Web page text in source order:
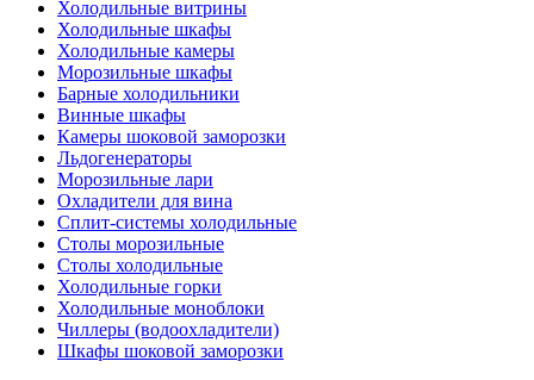
Холодильные витрины
Холодильные шкафы
Холодильные камеры
Морозильные шкафы
Барные холодильники
Винные шкафы
Камеры шоковой заморозки
Льдогенераторы
Морозильные лари
Охладители для вина
Сплит-системы холодильные
Столы морозильные
Столы холодильные
Холодильные горки
Холодильные моноблоки
Чиллеры (водоохладители)
Шкафы шоковой заморозки